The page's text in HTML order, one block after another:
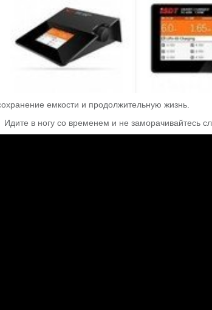
емкости и продолжительную жизнь.
Идите в ногу со временем и не заморачивайтесь